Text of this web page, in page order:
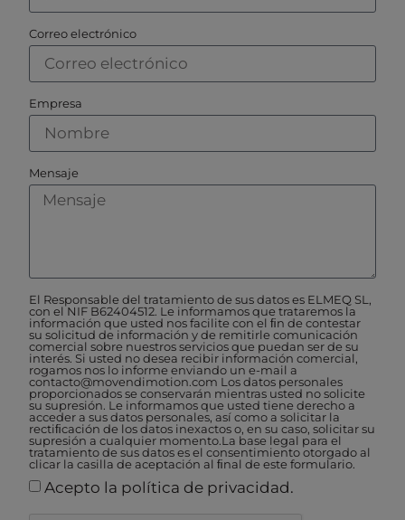
Correo electrónico
Empresa
Mensaje
El Responsable del tratamiento de sus datos es ELMEQ SL,
con el NIF B62404512. Le informamos que trataremos la
información que usted nos facilite con el ﬁn de contestar
su solicitud de información y de remitirle comunicación
comercial sobre nuestros servicios que puedan ser de su
interés. Si usted no desea recibir información comercial,
rogamos nos lo informe enviando un e-mail a
contacto@movendimotion.com Los datos personales
proporcionados se conservarán mientras usted no solicite
su supresión. Le informamos que usted tiene derecho a
acceder a sus datos personales, así como a solicitar la
rectiﬁcación de los datos inexactos o, en su caso, solicitar su
supresión a cualquier momento.La base legal para el
tratamiento de sus datos es el consentimiento otorgado al
clicar la casilla de aceptación al ﬁnal de este formulario.
Acepto la política de privacidad.